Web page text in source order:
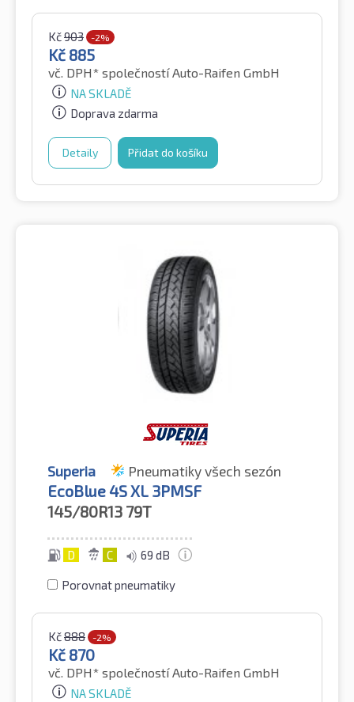
Kč903 -2%
Kč 885
vč. DPH* společností Auto-Raifen GmbH
NA SKLADĚ
Doprava zdarma
Detaily Přidat do košíku
Superia Pneumatiky všech sezón
EcoBlue 4S XL 3PMSF
145/80R13 79T
D C 69 dB
Porovnat pneumatiky
Kč888 -2%
Kč 870
vč. DPH* společností Auto-Raifen GmbH
NA SKLADĚ